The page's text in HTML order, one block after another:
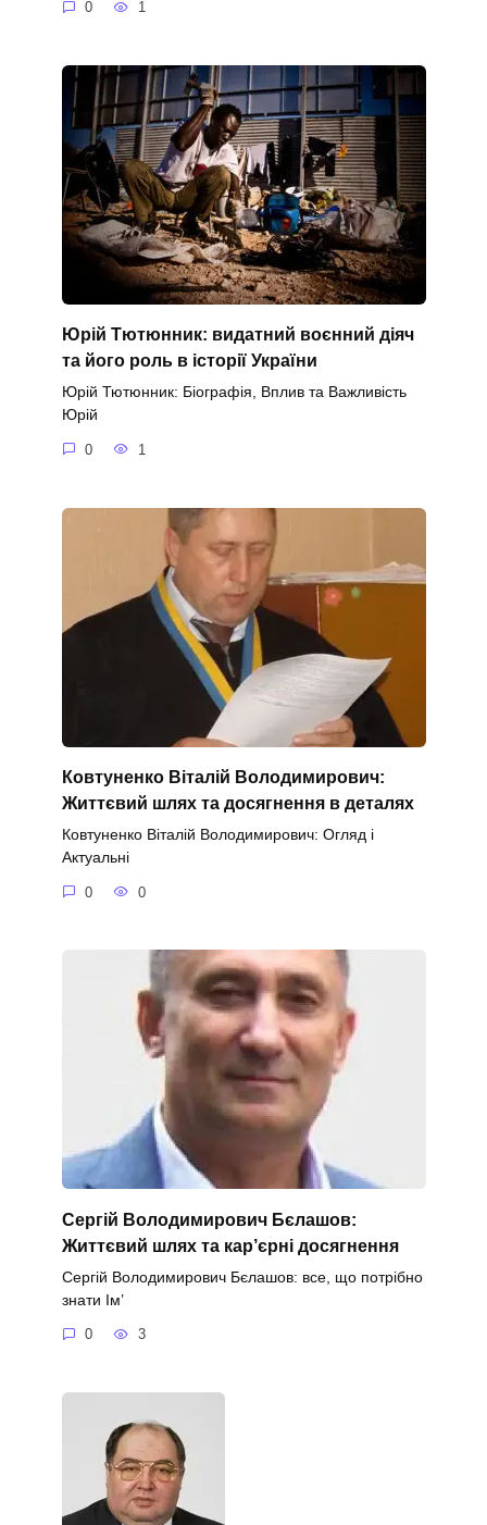
0 1
Юрій Тютюнник: видатний воєнний діяч
та його роль в історії України
Юрій Тютюнник: Біографія, Вплив та Важливість
Юрій
0 1
Ковтуненко Віталій Володимирович:
Життєвий шлях та досягнення в деталях
Ковтуненко Віталій Володимирович: Огляд і
Актуальні
0 0
Сергій Володимирович Бєлашов:
Життєвий шлях та кар’єрні досягнення
Сергій Володимирович Бєлашов: все, що потрібно
знати Ім’
0 3